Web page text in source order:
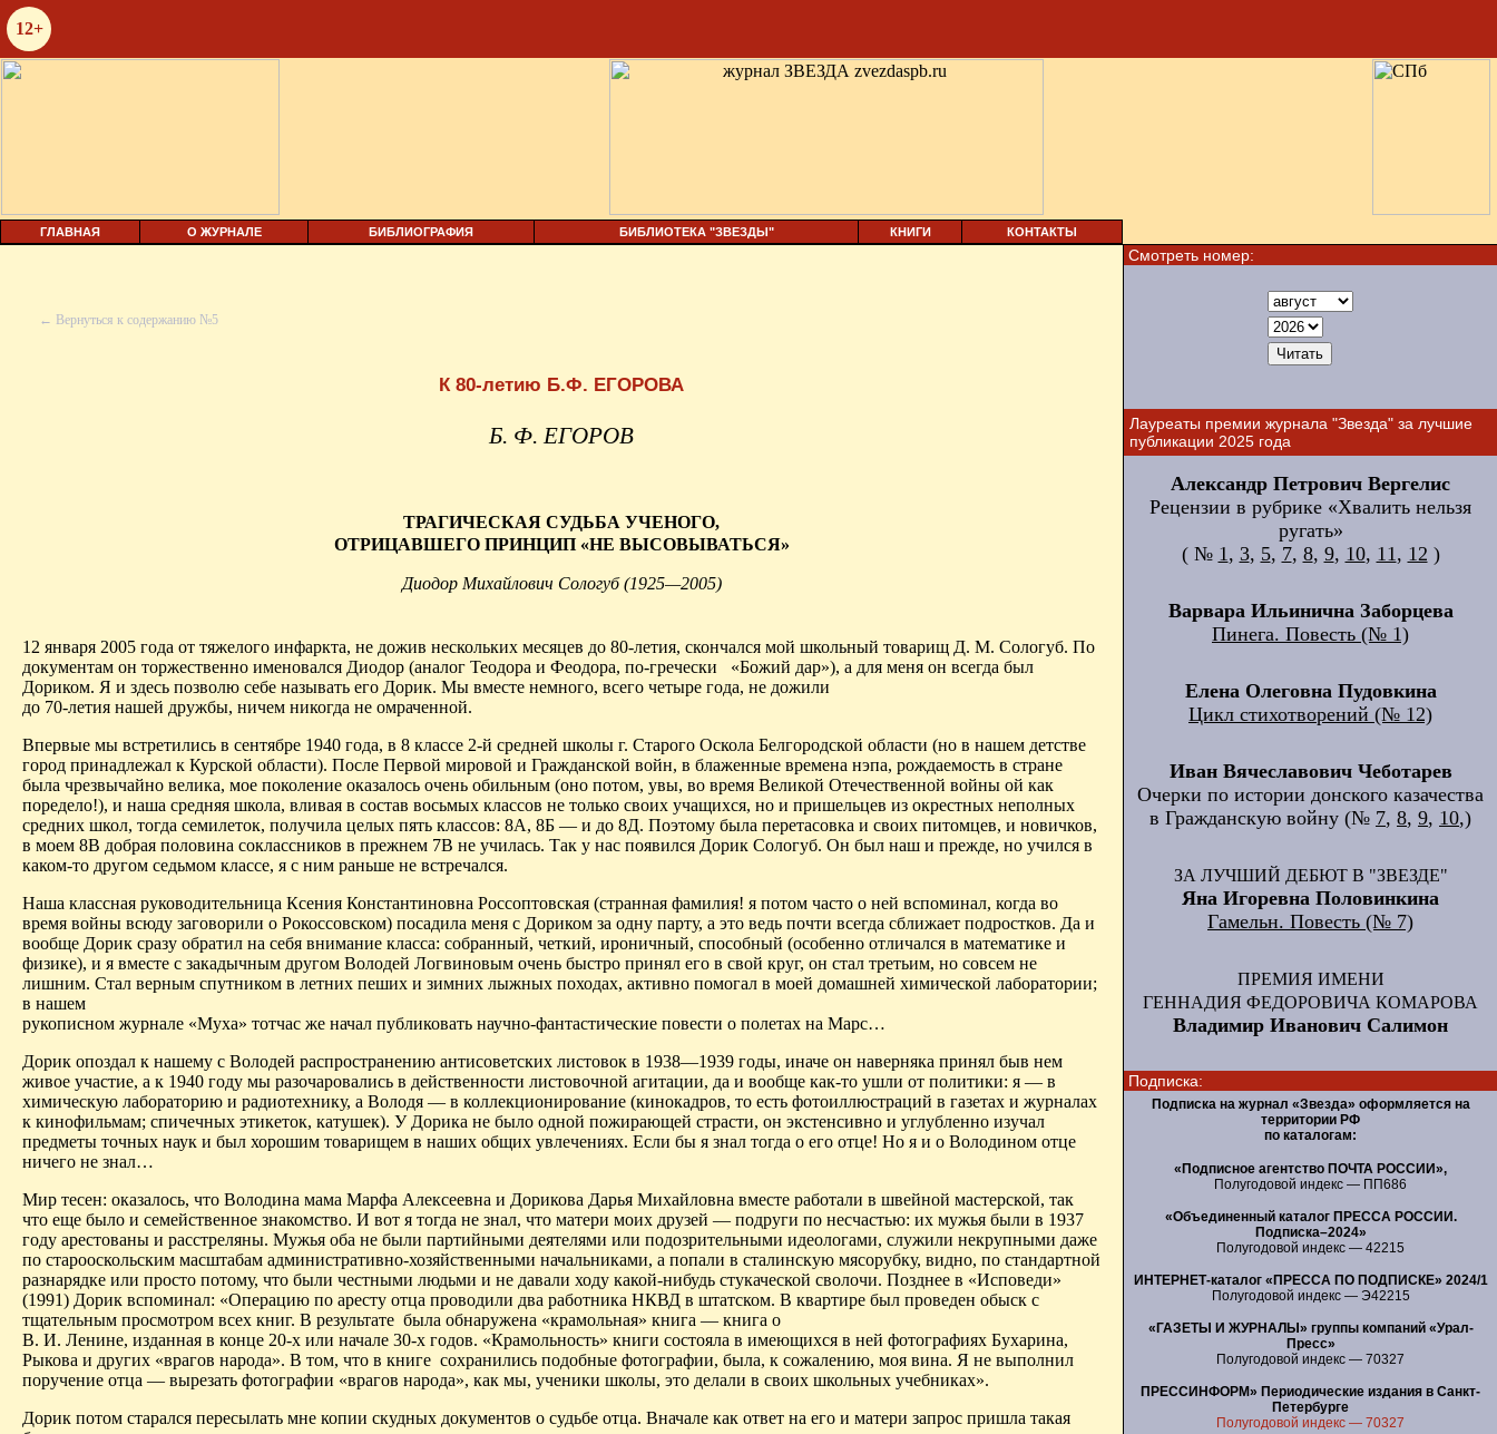
12+
ГЛАВНАЯ О ЖУРНАЛЕ БИБЛИОГРАФИЯ БИБЛИОТЕКА "ЗВЕЗДЫ" КНИГИ КОНТАКТЫ
← Вернуться к содержанию №5
К 80-летию Б.Ф. ЕГОРОВА
Б. Ф. ЕГОРОВ
ТРАГИЧЕСКАЯ СУДЬБА УЧЕНОГО,
ОТРИЦАВШЕГО ПРИНЦИП «НЕ ВЫСОВЫВАТЬСЯ»
ДиодорМихайлович Сологуб (1925—2005)
12 января 2005 года от тяжелого инфаркта, не дожив нескольких месяцев до 80-летия, скончался мой школьный товарищ Д. М. Сологуб. По
документам он торжественно именовался Диодор (аналог Теодора и Феодора, по-гречески
«Божий дар»), а для меня он всегда был
Дориком. Я и здесь позволю себе называть его Дорик. Мы вместе немного, всего четыре года, не дожили
до 70-летия нашей дружбы, ничем никогда не омраченной.
Впервые мы встретились в сентябре 1940 года, в 8 классе 2-й средней школы г. Старого Оскола Белгородской области (но в нашем детстве
город принадлежал к Курской области). После Первой мировой и Гражданской войн, в блаженные времена нэпа, рождаемость в стране
была чрезвычайно велика, мое поколение оказалось очень обильным (оно потом, увы, во время Великой Отечественной войны ой как
поредело!), и наша средняя школа, вливая в состав восьмых классов не только своих учащихся, но и пришельцев из окрестных неполных
средних школ, тогда семилеток, получила целых пять классов: 8А, 8Б — и до 8Д. Поэтому была перетасовка и своих питомцев, и новичков,
в моем 8В добрая половина соклассников в прежнем 7В не училась. Так у нас появился Дорик Сологуб. Он был наш и прежде, но учился в
каком-то другом седьмом классе, я с ним раньше не встречался.
Наша классная руководительница Ксения Константиновна Россоптовская (странная фамилия! я потом часто о ней вспоминал, когда во
время войны всюду заговорили о Рокоссовском) посадила меня с Дориком за одну парту, а это ведь почти всегда сближает подростков. Да и
вообще Дорик сразу обратил на себя внимание класса: собранный, четкий, ироничный, способный (особенно отличался в математике и
физике), и я вместе с закадычным другом Володей Логвиновым очень быстро принял его в свой круг, он стал третьим, но совсем не
лишним. Стал верным спутником в летних пеших и зимних лыжных походах, активно помогал в моей домашней химической лаборатории;
в нашем
рукописном журнале «Муха» тотчас же начал публиковать научно-фантастиче­ские повести о полетах на Марс…
Дорик опоздал к нашему с Володей распространению антисоветских листовок в 1938—1939 годы, иначе он наверняка принял быв нем
живое участие, а к 1940 году мы разочаровались в действенности листовочной агитации, да и вообще как-то ушли от политики: я — в
химическую лабораторию и радиотехнику, а Володя — в коллекционирование (кинокадров, то есть фотоиллюстраций в газетах и журналах
к кинофильмам; спичечных этикеток, катушек). У Дорика не было одной пожирающей страсти, он экстенсивно и углубленно изучал
предметы точных наук и был хорошим товарищем в наших общих увлечениях. Если бы я знал тогда о его отце! Но я и о Володином отце
ничего не знал…
Мир тесен: оказалось, что Володина мама Марфа Алексеевна и Дорикова Дарья Михайловна вместе работали в швейной мастерской, так
что еще было и семейственное знакомство. И вот я тогда не знал, что матери моих друзей — подруги по несчастью: их мужья были в 1937
году арестованы и расстреляны. Мужья оба не были партийными деятелями или подозрительными идеологами, служили некрупными даже
по старооскольским масштабам административно-хозяйственными начальниками, а попали в сталинскую мясорубку, видно, по стандартной
разнарядке или просто потому, что были честными людьми и не давали ходу какой-нибудь стукаческой сволочи. Позднее в «Исповеди»
(1991) Дорик вспоминал: «Операцию по аресту отца проводили два работника НКВД в штатском. В квартире был проведен обыск с
тщательным просмотром всех книг. В результате была обнаружена «крамольная» книга — книга о
В. И. Ленине, изданная в конце 20-х или начале 30-х годов. «Крамольность» книги состояла в имеющихся в ней фотографиях Бухарина,
Рыкова и других «врагов народа». В том, что в книге сохранились подобные фотографии, была, к сожалению, моя вина. Я не выполнил
поручение отца — вырезать фотографии «врагов народа», как мы, ученики школы, это делали в своих школьных учебниках».
Дорик потом старался пересылать мне копии скудных документов о судьбе отца. Вначале как ответ на его и матери запрос пришла такая
Смотреть номер:
Лауреаты премии журнала "Звезда" за лучшие
публикации 2025 года
Александр Петрович Вергелис
Рецензии в рубрике «Хвалить нельзя
ругать»
( № 1, 3, 5, 7, 8, 9, 10, 11, 12 )
Варвара Ильинична Заборцева
Пинега. Повесть (№ 1)
Елена Олеговна Пудовкина
Цикл стихотворений (№ 12)
Иван Вячеславович Чеботарев
Очерки по истории донского казачества
в Гражданскую войну (№ 7, 8, 9, 10,)
ЗА ЛУЧШИЙ ДЕБЮТ В "ЗВЕЗДЕ"
Яна Игоревна Половинкина
Гамельн. Повесть (№ 7)
ПРЕМИЯ ИМЕНИ
ГЕННАДИЯ ФЕДОРОВИЧА КОМАРОВА
Владимир Иванович Салимон
Подписка:
Подписка на журнал «Звезда» оформляется на
территории РФ
по каталогам:
«Подписное агентство ПОЧТА РОССИИ»,
Полугодовой индекс — ПП686
«Объединенный каталог ПРЕССА РОССИИ.
Подписка–2024»
Полугодовой индекс — 42215
ИНТЕРНЕТ-каталог «ПРЕССА ПО ПОДПИСКЕ» 2024/1
Полугодовой индекс — Э42215
«ГАЗЕТЫ И ЖУРНАЛЫ» группы компаний «Урал-
Пресс»
Полугодовой индекс — 70327
ПРЕССИНФОРМ» Периодические издания в Санкт-
Петербурге
Полугодовой индекс — 70327